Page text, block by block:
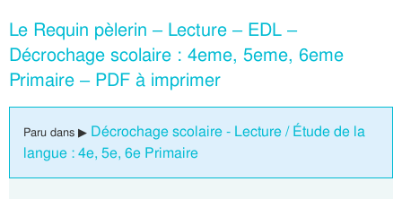
Le Requin pèlerin – Lecture – EDL –
Décrochage scolaire : 4eme, 5eme, 6eme
Primaire – PDF à imprimer
Paru dans ▶ Décrochage scolaire - Lecture / Étude de la
langue : 4e, 5e, 6e Primaire